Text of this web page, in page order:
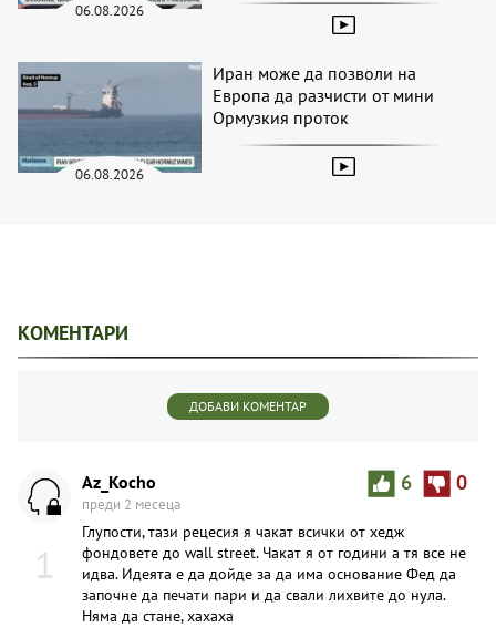
06.08.2026
06.08.2026
Иран може да позволи на
Европа да разчисти от мини
Ормузкия проток
КОМЕНТАРИ
ДОБАВИ КОМЕНТАР
1
6 0
Az_Kocho
преди 2 месеца
Глупости, тази рецесия я чакат всички от хедж
фондовете до wall street. Чакат я от години а тя все не
идва. Идеята е да дойде за да има основание Фед да
започне да печати пари и да свали лихвите до нула.
Няма да стане, хахаха